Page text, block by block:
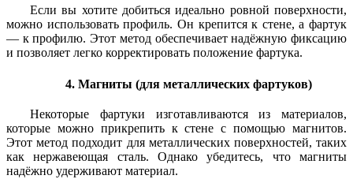
Если вы хотите добиться идеально ровной поверхности,
можно использовать профиль. Он крепится к стене, а фартук
— к профилю. Этот метод обеспечивает надёжную фиксацию
и позволяет легко корректировать положение фартука.
4. Магниты (для металлических фартуков)
Некоторые фартуки изготавливаются из материалов,
которые можно прикрепить к стене с помощью магнитов.
Этот метод подходит для металлических поверхностей, таких
как нержавеющая сталь. Однако убедитесь, что магниты
надёжно удерживают материал.